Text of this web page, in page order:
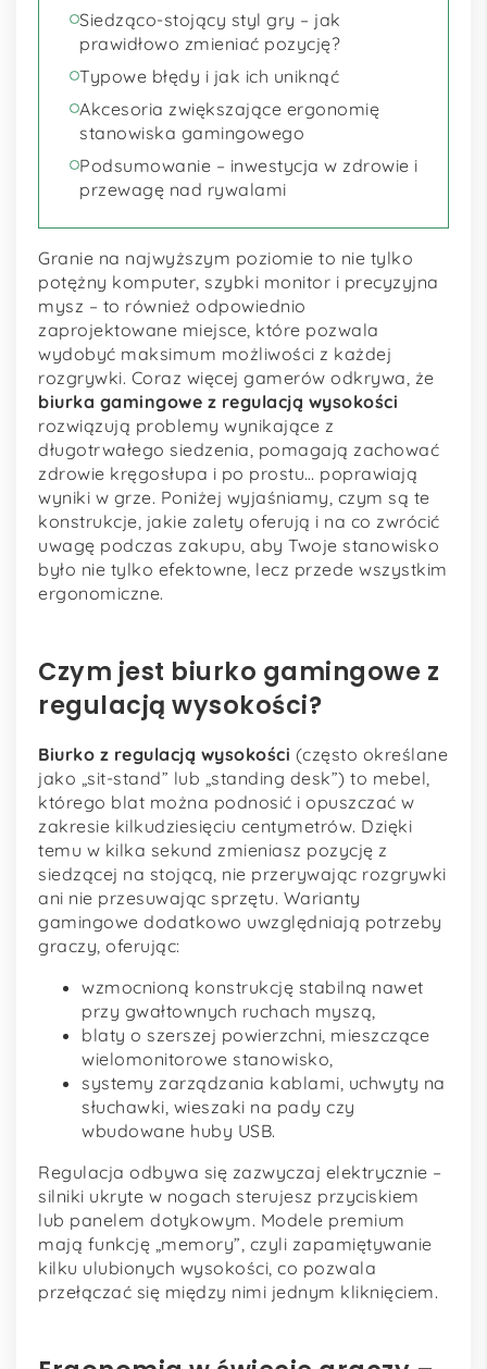
Siedząco-stojący styl gry – jak
prawidłowo zmieniać pozycję?
Typowe błędy i jak ich uniknąć
Akcesoria zwiększające ergonomię
stanowiska gamingowego
Podsumowanie – inwestycja w zdrowie i
przewagę nad rywalami
Granie na najwyższym poziomie to nie tylko
potężny komputer, szybki monitor i precyzyjna
mysz – to również odpowiednio
zaprojektowane miejsce, które pozwala
wydobyć maksimum możliwości z każdej
rozgrywki. Coraz więcej gamerów odkrywa, że
biurka gamingowe z regulacją wysokości
rozwiązują problemy wynikające z
długotrwałego siedzenia, pomagają zachować
zdrowie kręgosłupa i po prostu… poprawiają
wyniki w grze. Poniżej wyjaśniamy, czym są te
konstrukcje, jakie zalety oferują i na co zwrócić
uwagę podczas zakupu, aby Twoje stanowisko
było nie tylko efektowne, lecz przede wszystkim
ergonomiczne.
Czym jest biurko gamingowe z
regulacją wysokości?
Biurko z regulacją wysokości (często określane
jako „sit-stand” lub „standing desk”) to mebel,
którego blat można podnosić i opuszczać w
zakresie kilkudziesięciu centymetrów. Dzięki
temu w kilka sekund zmieniasz pozycję z
siedzącej na stojącą, nie przerywając rozgrywki
ani nie przesuwając sprzętu. Warianty
gamingowe dodatkowo uwzględniają potrzeby
graczy, oferując:
wzmocnioną konstrukcję stabilną nawet
przy gwałtownych ruchach myszą,
blaty o szerszej powierzchni, mieszczące
wielomonitorowe stanowisko,
systemy zarządzania kablami, uchwyty na
słuchawki, wieszaki na pady czy
wbudowane huby USB.
Regulacja odbywa się zazwyczaj elektrycznie –
silniki ukryte w nogach sterujesz przyciskiem
lub panelem dotykowym. Modele premium
mają funkcję „memory”, czyli zapamiętywanie
kilku ulubionych wysokości, co pozwala
przełączać się między nimi jednym kliknięciem.